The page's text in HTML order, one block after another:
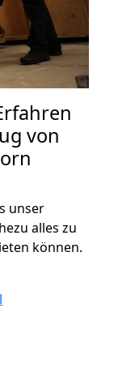
von
unser
alles zu
können.